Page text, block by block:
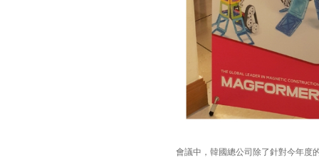
會議中，韓國總公司除了針對今年度